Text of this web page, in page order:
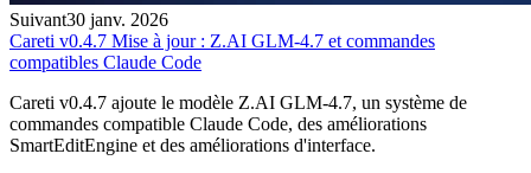
Suivant30 janv. 2026
Careti v0.4.7 Mise à jour : Z.AI GLM-4.7 et commandes
compatibles Claude Code
Careti v0.4.7 ajoute le modèle Z.AI GLM-4.7, un système de
commandes compatible Claude Code, des améliorations
SmartEditEngine et des améliorations d'interface.